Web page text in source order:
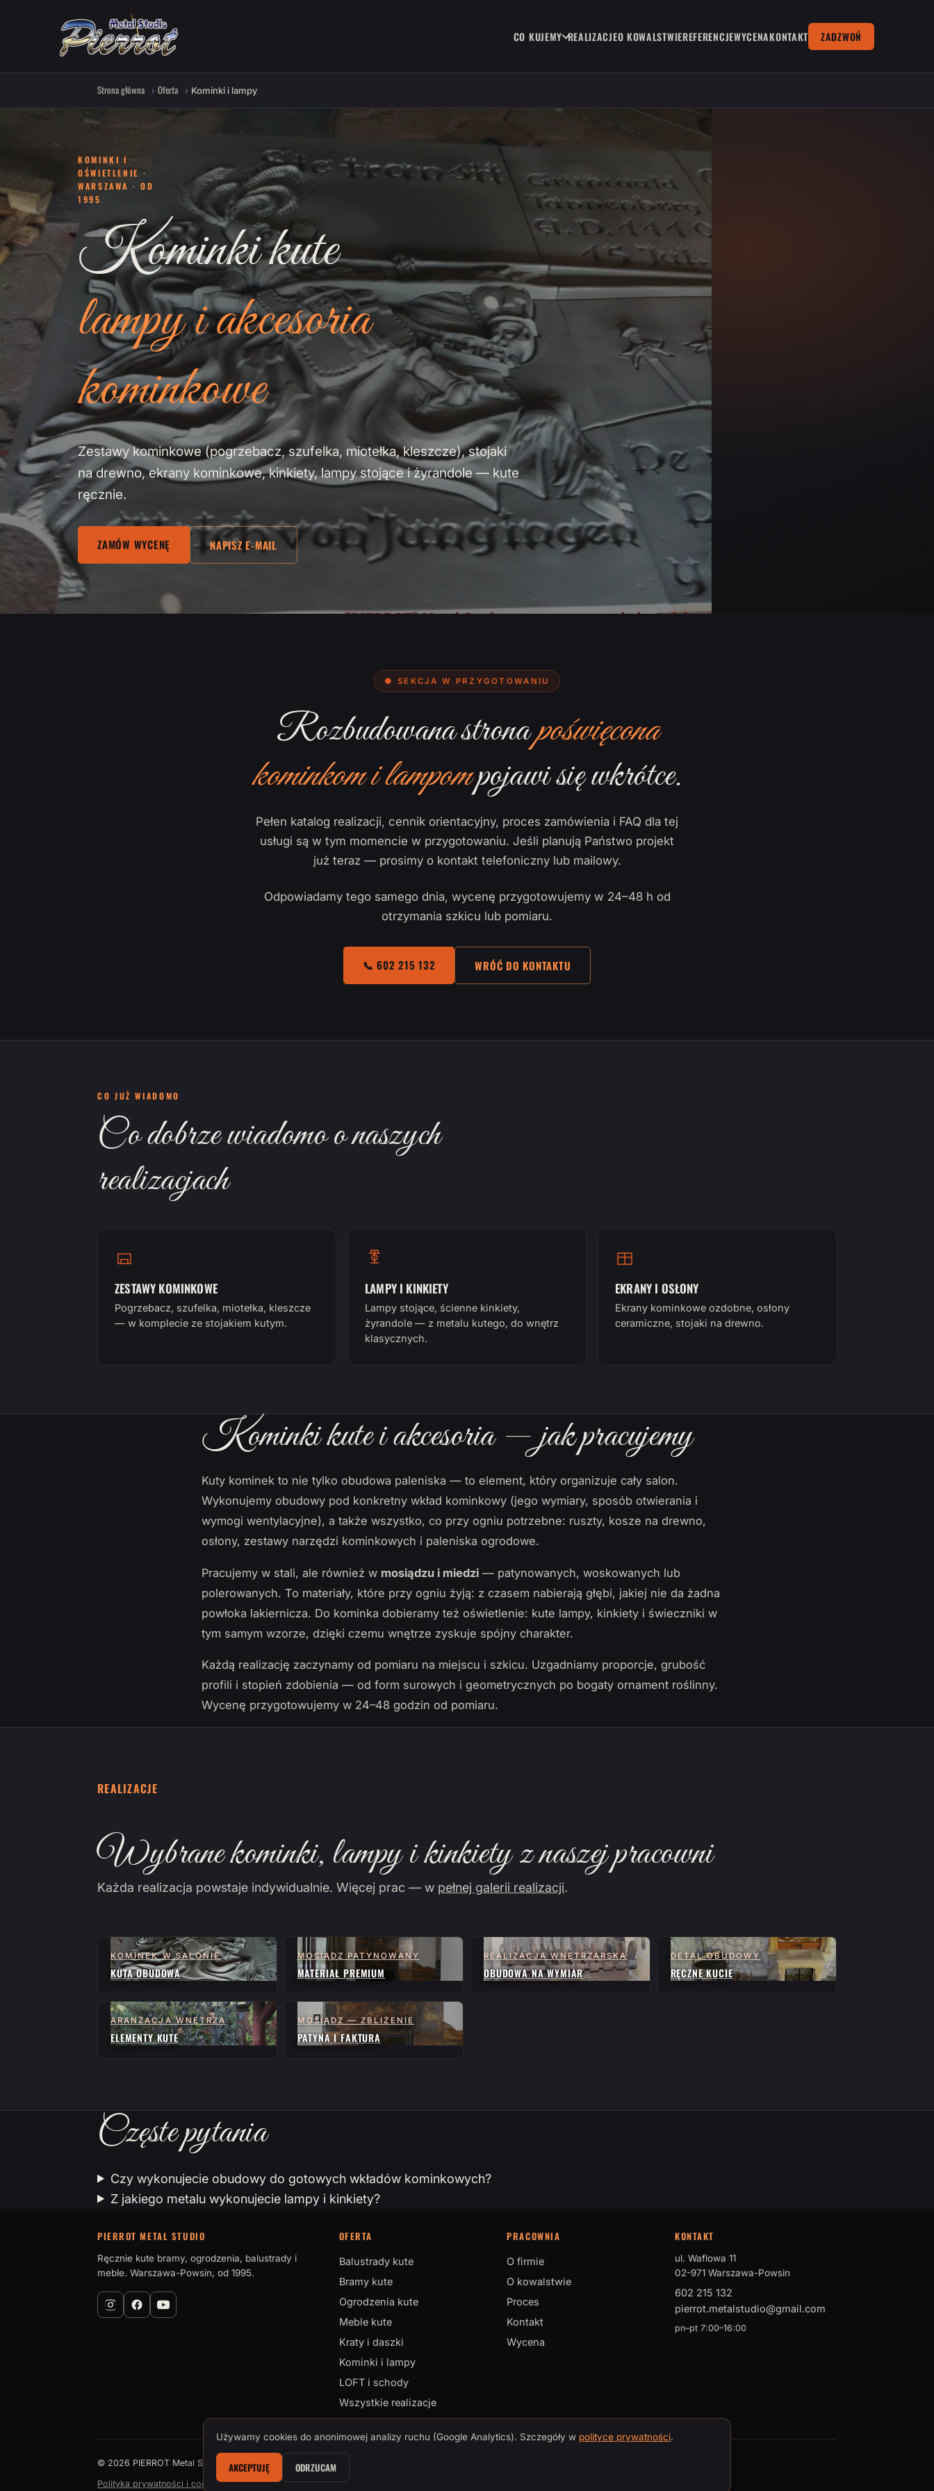
CO KUJEMY REALIZACJEO KOWALSTWIEREFERENCJEWYCENAKONTAKT ZADZWOŃ
Strona główna Oferta Kominki i lampy
KOMINKI I
OŚWIETLENIE ·
WARSZAWA · OD
1995
Kominki kute
lampy i akcesoria
kominkowe
Zestawy kominkowe (pogrzebacz, szufelka, miotełka, kleszcze), stojaki
na drewno, ekrany kominkowe, kinkiety, lampy stojące i żyrandole — kute
ręcznie.
ZAMÓW WYCENĘ NAPISZ E-MAIL
● SEKCJA W PRZYGOTOWANIU
Rozbudowana stronapoświęcona
kominkom i lampompojawi się wkrótce.
Pełen katalog realizacji, cennik orientacyjny, proces zamówienia i FAQ dla tej
usługi są w tym momencie w przygotowaniu. Jeśli planują Państwo projekt
już teraz — prosimy o kontakt telefoniczny lub mailowy.
Odpowiadamy tego samego dnia, wycenę przygotowujemy w 24–48 h od
otrzymania szkicu lub pomiaru.
📞 602 215 132 WRÓĆ DO KONTAKTU
CO JUŻ WIADOMO
Co dobrze wiadomo o naszych
realizacjach
ZESTAWY KOMINKOWE
Pogrzebacz, szufelka, miotełka, kleszcze
— w komplecie ze stojakiem kutym.
LAMPY I KINKIETY
Lampy stojące, ścienne kinkiety,
żyrandole — z metalu kutego, do wnętrz
klasycznych.
EKRANY I OSŁONY
Ekrany kominkowe ozdobne, osłony
ceramiczne, stojaki na drewno.
Kominki kute i akcesoria — jak pracujemy
Kuty kominek to nie tylko obudowa paleniska — to element, który organizuje cały salon.
Wykonujemy obudowy pod konkretny wkład kominkowy (jego wymiary, sposób otwierania i
wymogi wentylacyjne), a także wszystko, co przy ogniu potrzebne: ruszty, kosze na drewno,
osłony, zestawy narzędzi kominkowych i paleniska ogrodowe.
Pracujemy w stali, ale również w mosiądzu i miedzi — patynowanych, woskowanych lub
polerowanych. To materiały, które przy ogniu żyją: z czasem nabierają głębi, jakiej nie da żadna
powłoka lakiernicza. Do kominka dobieramy też oświetlenie: kute lampy, kinkiety i świeczniki w
tym samym wzorze, dzięki czemu wnętrze zyskuje spójny charakter.
Każdą realizację zaczynamy od pomiaru na miejscu i szkicu. Uzgadniamy proporcje, grubość
profili i stopień zdobienia — od form surowych i geometrycznych po bogaty ornament roślinny.
Wycenę przygotowujemy w 24–48 godzin od pomiaru.
REALIZACJE
Wybrane kominki, lampy i kinkiety z naszej pracowni
Każda realizacja powstaje indywidualnie. Więcej prac — w pełnej galerii realizacji.
KOMINEK W SALONIE
KUTA OBUDOWA
MOSIĄDZ PATYNOWANY
MATERIAŁ PREMIUM
REALIZACJA WNĘTRZARSKA
OBUDOWA NA WYMIAR
DETAL OBUDOWY
RĘCZNE KUCIE
ARANŻACJA WNĘTRZA
ELEMENTY KUTE
MOSIĄDZ — ZBLIŻENIE
PATYNA I FAKTURA
Częste pytania
Czy wykonujecie obudowy do gotowych wkładów kominkowych?
Z jakiego metalu wykonujecie lampy i kinkiety?
PIERROT METAL STUDIO
Ręcznie kute bramy, ogrodzenia, balustrady i
meble. Warszawa-Powsin, od 1995.
OFERTA
Balustrady kute
Bramy kute
Ogrodzenia kute
Meble kute
Kraty i daszki
Kominki i lampy
LOFT i schody
Wszystkie realizacje
PRACOWNIA
O firmie
O kowalstwie
Proces
Kontakt
Wycena
KONTAKT
ul. Waflowa 11
02-971 Warszawa-Powsin
602 215 132
pierrot.metalstudio@gmail.com
pn–pt 7:00–16:00
© 2026 PIERROT Metal Studio · Tomasz Brokman, Mistrz Sztuki Kowalskiej
Polityka prywatności i cookies
Używamy cookies do anonimowej analizy ruchu (Google Analytics). Szczegóły w polityce prywatności.
AKCEPTUJĘ ODRZUCAM